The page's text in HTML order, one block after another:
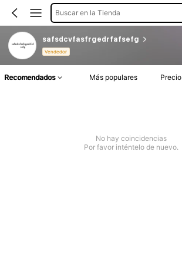
Buscar en la Tienda
safsdcvfasfrgedrfafsefg
Vendedor
Recomendados Más populares Precio
No hay coincidencias
Por favor inténtelo de nuevo.